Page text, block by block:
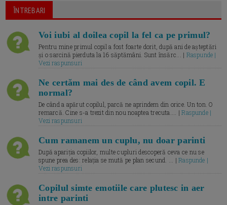
ÎNTREBARI
Voi iubi al doilea copil la fel ca pe primul?
Pentru mine primul copil a fost foarte dorit, după ani de așteptări
și o sarcină pierduta la 16 săptămâni. Sunt însărc... | Raspunde |
Vezi raspunsuri
Ne certăm mai des de când avem copil. E
normal?
De când a apărut copilul, parcă ne aprindem din orice. Un ton. O
remarcă. Cine s-a trezit din nou noaptea trecuta.... |Raspunde |
Vezi raspunsuri
Cum ramanem un cuplu, nu doar parinti
După apariția copiilor, multe cupluri descoperă ceva ce nu se
spune prea des: relația se mută pe plan secund. ... |Raspunde |
Vezi raspunsuri
Copilul simte emotiile care plutesc in aer
intre parinti